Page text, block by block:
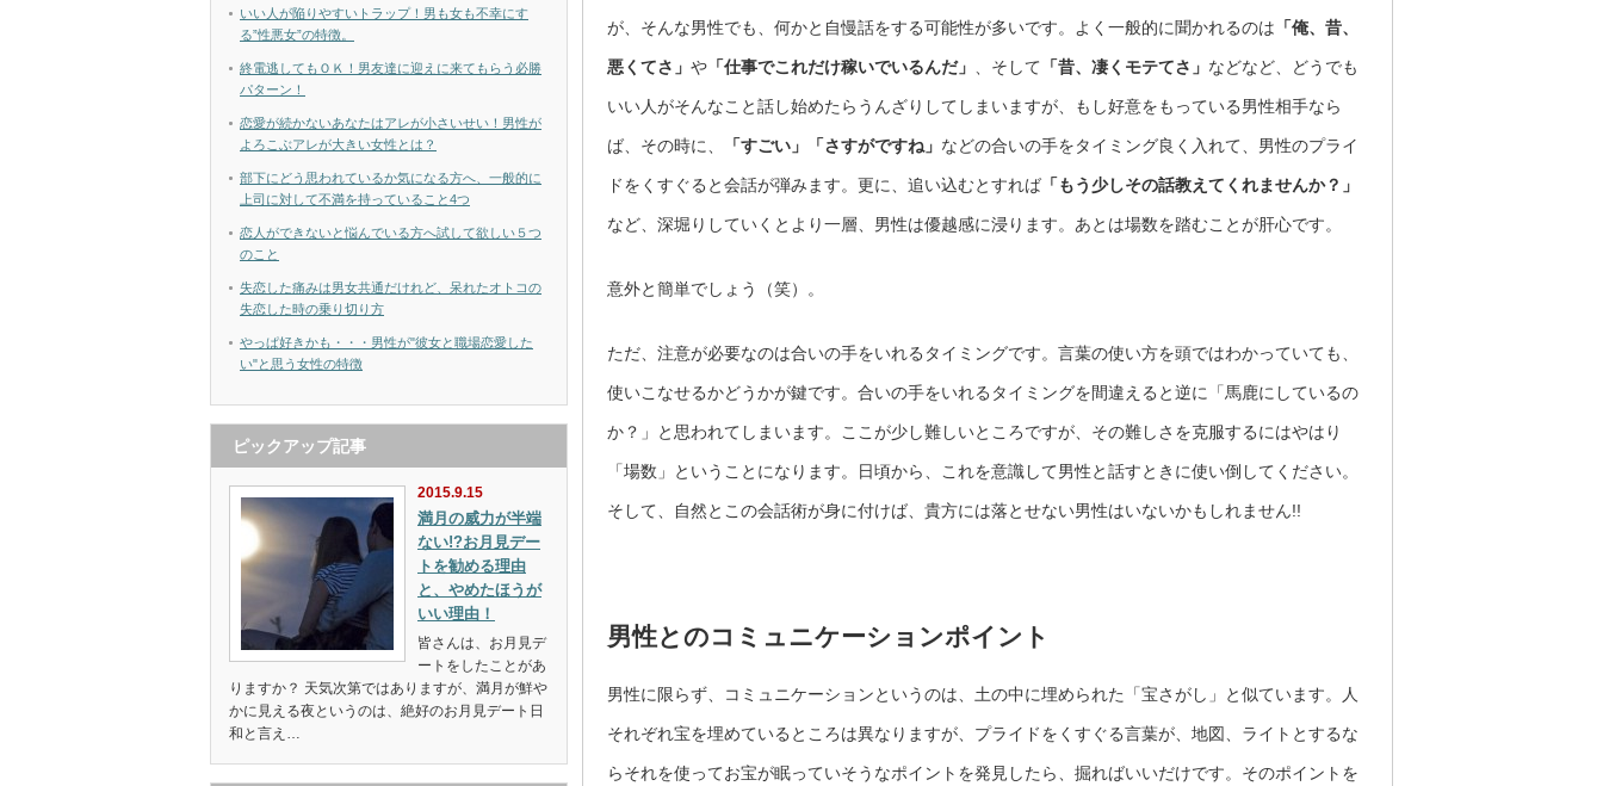
が、そんな男性でも、何かと自慢話をする可能性が多いです。よく一般的に聞かれるのは 「俺、昔、
悪くてさ」 や 「仕事でこれだけ稼いでいるんだ」 、そして 「昔、凄くモテてさ」 などなど、どうでも
いい人がそんなこと話し始めたらうんざりしてしまいますが、もし好意をもっている男性相手なら
ば、その時に、 「すごい」「さすがですね」 などの合いの手をタイミング良く入れて、男性のプライ
ドをくすぐると会話が弾みます。更に、追い込むとすれば 「もう少しその話教えてくれませんか？」
など、深堀りしていくとより一層、男性は優越感に浸ります。あとは場数を踏むことが肝心です。
意外と簡単でしょう（笑）。
ただ、注意が必要なのは合いの手をいれるタイミングです。言葉の使い方を頭ではわかっていても、
使いこなせるかどうかが鍵です。合いの手をいれるタイミングを間違えると逆に「馬鹿にしているの
か？」と思われてしまいます。ここが少し難しいところですが、その難しさを克服するにはやはり
「場数」ということになります。日頃から、これを意識して男性と話すときに使い倒してください。
そして、自然とこの会話術が身に付けば、貴方には落とせない男性はいないかもしれません!!
男性とのコミュニケーションポイント
男性に限らず、コミュニケーションというのは、土の中に埋められた「宝さがし」と似ています。人
それぞれ宝を埋めているところは異なりますが、プライドをくすぐる言葉が、地図、ライトとするな
らそれを使ってお宝が眠っていそうなポイントを発見したら、掘ればいいだけです。そのポイントを
いい人が陥りやすいトラップ！男も女も不幸にす
る”性悪女”の特徴。
終電逃してもＯＫ！男友達に迎えに来てもらう必勝
パターン！
恋愛が続かないあなたはアレが小さいせい！男性が
よろこぶアレが大きい女性とは？
部下にどう思われているか気になる方へ、一般的に
上司に対して不満を持っていること4つ
恋人ができないと悩んでいる方へ試して欲しい５つ
のこと
失恋した痛みは男女共通だけれど、呆れたオトコの
失恋した時の乗り切り方
やっぱ好きかも・・・男性が"彼女と職場恋愛した
い"と思う女性の特徴
ピックアップ記事
2015.9.15
満月の威力が半端
ない!?お月見デー
トを勧める理由
と、やめたほうが
いい理由！
皆さんは、お月見デ
ートをしたことがあ
りますか？ 天気次第ではありますが、満月が鮮や
かに見える夜というのは、絶好のお月見デート日
和と言え…